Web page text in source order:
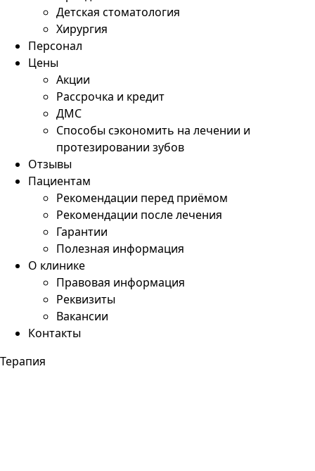
Детская стоматология
Хирургия
Персонал
Цены
Акции
Рассрочка и кредит
ДМС
Способы сэкономить на лечении и
протезировании зубов
Отзывы
Пациентам
Рекомендации перед приёмом
Рекомендации после лечения
Гарантии
Полезная информация
О клинике
Правовая информация
Реквизиты
Вакансии
Контакты
Терапия